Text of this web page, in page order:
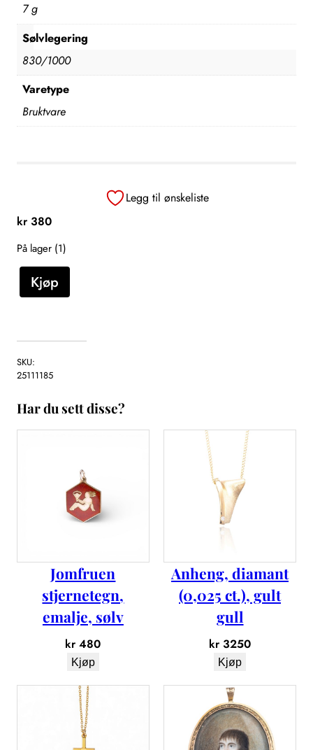
7 g
Sølvlegering
830/1000
Varetype
Bruktvare
Legg til ønskeliste
kr 380
På lager (1)
A
n
g
,
ø
Kjøp
SKU:
25111185
Har du sett disse?
Jomfruen
stjernetegn,
emalje, sølv
kr 480
Kjøp
Anheng, diamant
(0,025 ct.), gult
gull
kr 3250
Kjøp